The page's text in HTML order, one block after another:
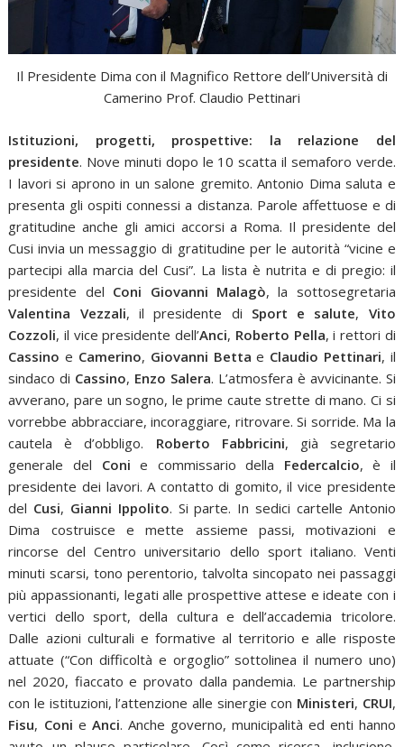
Il Presidente Dima con il Magnifico Rettore dell’Università di
Camerino Prof. Claudio Pettinari
Istituzioni, progetti, prospettive: la relazione del
presidente. Nove minuti dopo le 10 scatta il semaforo verde.
I lavori si aprono in un salone gremito. Antonio Dima saluta e
presenta gli ospiti connessi a distanza. Parole affettuose e di
gratitudine anche gli amici accorsi a Roma. Il presidente del
Cusi invia un messaggio di gratitudine per le autorità “vicine e
partecipi alla marcia del Cusi”. La lista è nutrita e di pregio: il
presidente del Coni Giovanni Malagò, la sottosegretaria
Valentina Vezzali, il presidente di Sport e salute, Vito
Cozzoli, il vice presidente dell’Anci, Roberto Pella, i rettori di
Cassino e Camerino, Giovanni Betta e Claudio Pettinari, il
sindaco di Cassino, Enzo Salera. L’atmosfera è avvicinante. Si
avverano, pare un sogno, le prime caute strette di mano. Ci si
vorrebbe abbracciare, incoraggiare, ritrovare. Si sorride. Ma la
cautela è d’obbligo. Roberto Fabbricini, già segretario
generale del Coni e commissario della Federcalcio, è il
presidente dei lavori. A contatto di gomito, il vice presidente
del Cusi, Gianni Ippolito. Si parte. In sedici cartelle Antonio
Dima costruisce e mette assieme passi, motivazioni e
rincorse del Centro universitario dello sport italiano. Venti
minuti scarsi, tono perentorio, talvolta sincopato nei passaggi
più appassionanti, legati alle prospettive attese e ideate con i
vertici dello sport, della cultura e dell’accademia tricolore.
Dalle azioni culturali e formative al territorio e alle risposte
attuate (“Con difficoltà e orgoglio” sottolinea il numero uno)
nel 2020, fiaccato e provato dalla pandemia. Le partnership
con le istituzioni, l’attenzione alle sinergie con Ministeri, CRUI,
Fisu, Coni e Anci. Anche governo, municipalità ed enti hanno